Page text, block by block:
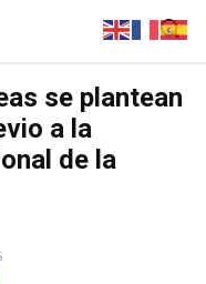
se plantean
a la
de la